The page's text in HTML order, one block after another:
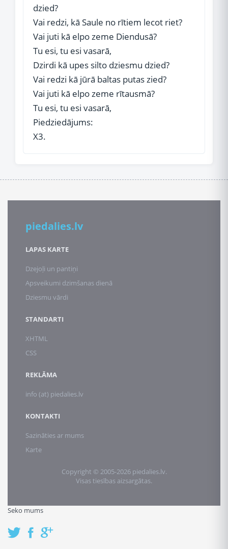
dzied?
Vai redzi, kā Saule no rītiem lecot riet?
Vai juti kā elpo zeme Diendusā?
Tu esi, tu esi vasarā,
Dzirdi kā upes silto dziesmu dzied?
Vai redzi kā jūrā baltas putas zied?
Vai juti kā elpo zeme rītausmā?
Tu esi, tu esi vasarā,
Piedziedājums:
X3.
piedalies.lv
LAPAS KARTE
Dzejoļi un pantiņi
Apsveikumi dzimšanas dienā
Dziesmu vārdi
STANDARTI
XHTML
CSS
REKLĀMA
info (at) piedalies.lv
KONTAKTI
Sazināties ar mums
Karte
Copyright © 2005-2026 piedalies.lv.
Visas tiesības aizsargātas.
Seko mums